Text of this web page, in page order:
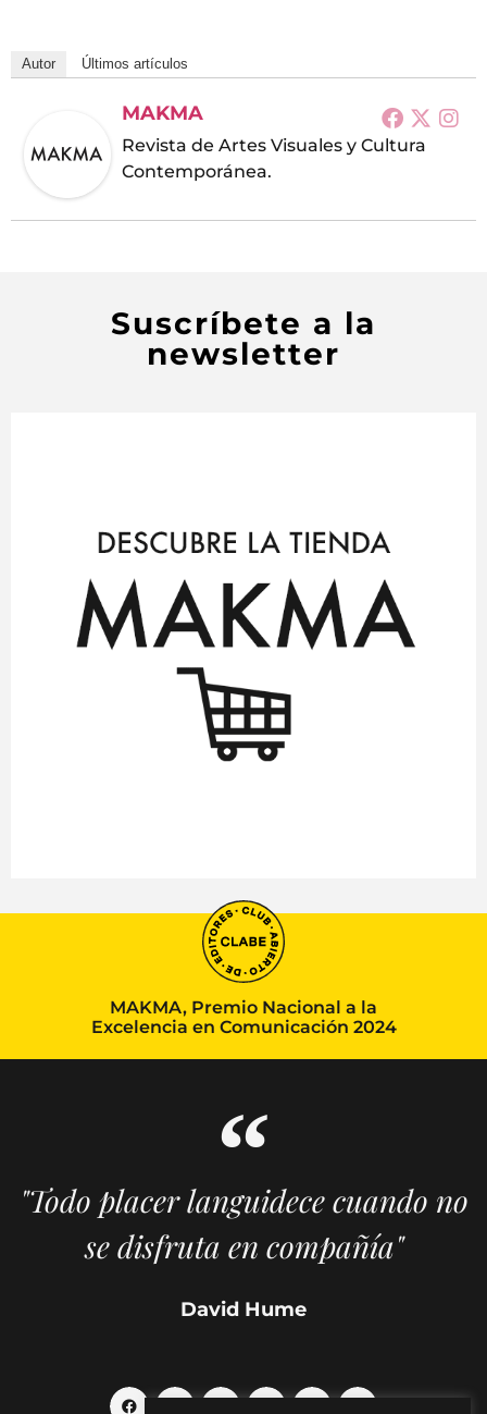
Autor Últimos artículos
MAKMA
Revista de Artes Visuales y Cultura
Contemporánea.
Suscríbete a la
newsletter
MAKMA, Premio Nacional a la
Excelencia en Comunicación 2024
"Todo placer languidece cuando no
se disfruta en compañía"
David Hume